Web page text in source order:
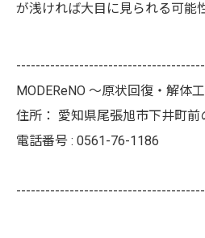
が浅ければ大目に見られる可能
MODEReNO ～原状回復・解体
住所： 愛知県尾張旭市下井町前
電話番号 : 0561-76-1186